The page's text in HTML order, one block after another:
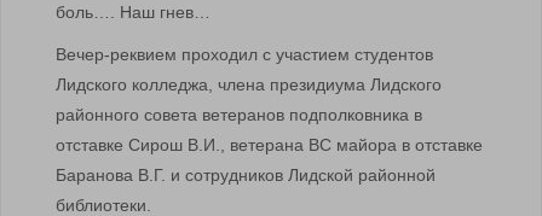
боль…. Наш гнев…
Вечер-реквием проходил с участием студентов
Лидского колледжа, члена президиума Лидского
районного совета ветеранов подполковника в
отставке Сирош В.И., ветерана ВС майора в отставке
Баранова В.Г. и сотрудников Лидской районной
библиотеки.